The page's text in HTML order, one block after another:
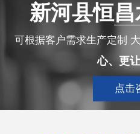
新河县恒
可根据客户需求生产定制
心、更
点击